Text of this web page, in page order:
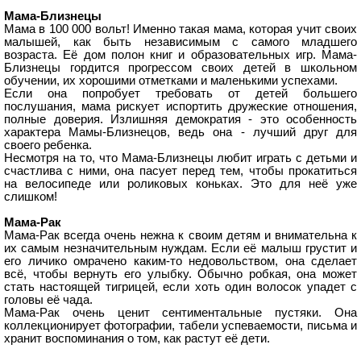
Мама-Близнецы
Мама в 100 000 вольт! Именно такая мама, которая учит своих
малышей, как быть независимым с самого младшего
возраста. Её дом полон книг и образовательных игр. Мама-
Близнецы гордится прогрессом своих детей в школьном
обучении, их хорошими отметками и маленькими успехами.
Если она попробует требовать от детей большего
послушания, мама рискует испортить дружеские отношения,
полные доверия. Излишняя демократия - это особенность
характера Мамы-Близнецов, ведь она - лучший друг для
своего ребенка.
Несмотря на то, что Мама-Близнецы любит играть с детьми и
счастлива с ними, она пасует перед тем, чтобы прокатиться
на велосипеде или роликовых коньках. Это для неё уже
слишком!
Мама-Рак
Мама-Рак всегда очень нежна к своим детям и внимательна к
их самым незначительным нуждам. Если её малыш грустит и
его личико омрачено каким-то недовольством, она сделает
всё, чтобы вернуть его улыбку. Обычно робкая, она может
стать настоящей тигрицей, если хоть один волосок упадет с
головы её чада.
Мама-Рак очень ценит сентиментальные пустяки. Она
коллекционирует фотографии, табели успеваемости, письма и
хранит воспоминания о том, как растут её дети.